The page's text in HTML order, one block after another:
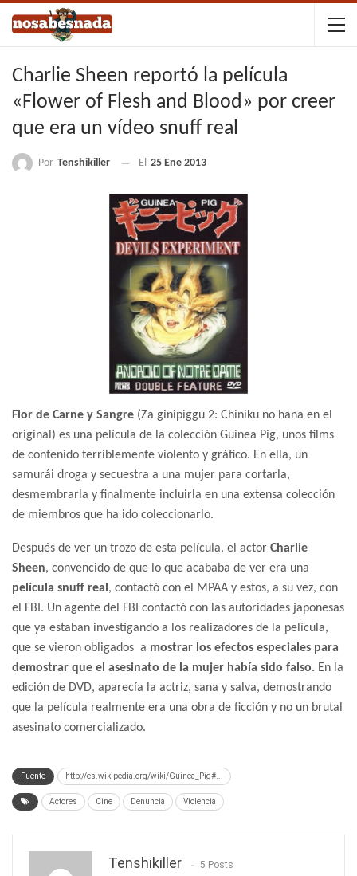
Charlie Sheen reportó la película
«Flower of Flesh and Blood» por creer
que era un vídeo snuff real
Por Tenshikiller El 25 Ene 2013
Flor de Carne y Sangre (Za ginipiggu 2: Chiniku no hana en el
original) es una película de la colección Guinea Pig, unos films
de contenido terriblemente violento y gráfico. En ella, un
samurái droga y secuestra a una mujer para cortarla,
desmembrarla y finalmente incluirla en una extensa colección
de miembros que ha ido coleccionarlo.
Después de ver un trozo de esta película, el actor Charlie
Sheen, convencido de que lo que acababa de ver era una
película snuff real, contactó con el MPAA y estos, a su vez, con
el FBI. Un agente del FBI contactó con las autoridades japonesas
que ya estaban investigando a los realizadores de la película,
que se vieron obligados a mostrar los efectos especiales para
demostrar que el asesinato de la mujer había sido falso. En la
edición de DVD, aparecía la actriz, sana y salva, demostrando
que la película realmente era una obra de ficción y no un brutal
asesinato comercializado.
Fuente http://es.wikipedia.org/wiki/Guinea_Pig#...
Actores Cine Denuncia Violencia
Tenshikiller 5 Posts